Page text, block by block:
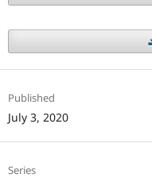
Published
July 3, 2020
Series